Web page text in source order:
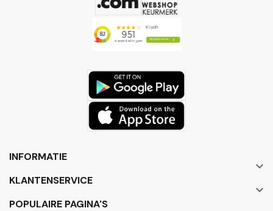
INFORMATIE

KLANTENSERVICE

POPULAIRE PAGINA'S